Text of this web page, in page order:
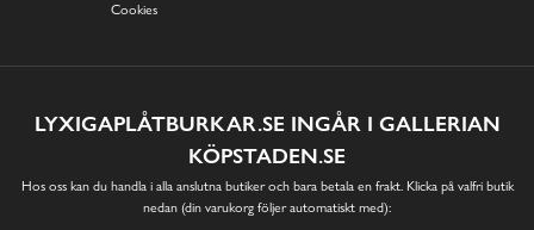
Cookies
LYXIGAPLÅTBURKAR.SE INGÅR I GALLERIAN
KÖPSTADEN.SE
Hos oss kan du handla i alla anslutna butiker och bara betala en frakt. Klicka på valfri butik
nedan (din varukorg följer automatiskt med):